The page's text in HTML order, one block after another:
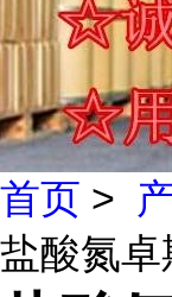
首页 >
盐酸氮